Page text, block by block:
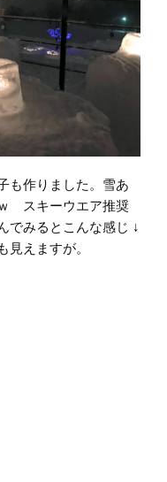
も作りました。雪あ
スキーウエア推奨
でみるとこんな感じ ↓
えますが。